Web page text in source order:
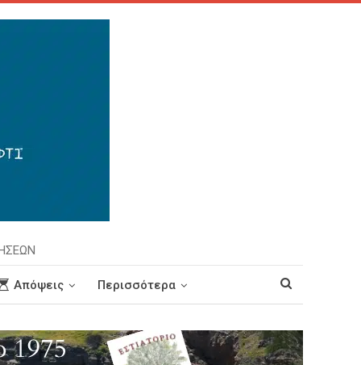
Απόψεις Περισσότερα